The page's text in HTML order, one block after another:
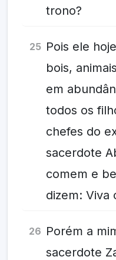
trono?
25 Pois ele
bois,
em
todos os
chefes do
sacerdote
comem e
dizem: Viva
26 Porém a
sacerdote